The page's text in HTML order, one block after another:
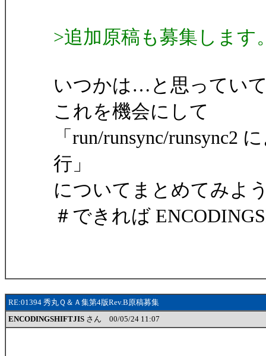
>追加原稿も募集します
いつかは…と思ってい
これを機会にして
「run/runsync/runsync2
行」
についてまとめてみよ
＃できれば
RE:01394 秀丸Ｑ＆Ａ集第4版Rev.B原稿募集
ENCODINGSHIFTJIS さん 00/05/24 11:07